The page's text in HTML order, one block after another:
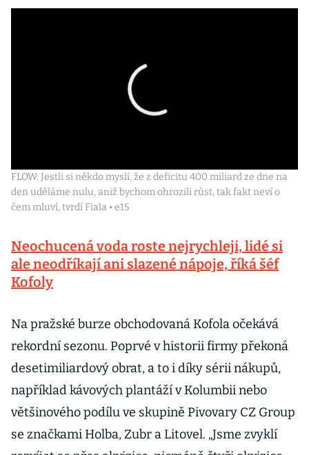
FLOW: Jestli si někdo myslí, že z deficitu 400 miliard ze dne na
den uděláme nulu, aniž bychom ohrozili růst, tak fakt neví o
čem mluví, tvrdí Fiala • e15
Neochucená voda roste nejrychleji, lidé si
ale neodříkají ani slazené nápoje, říká šéf
Kofoly
Na pražské burze obchodovaná Kofola očekává
rekordní sezonu. Poprvé v historii firmy překoná
desetimiliardový obrat, a to i díky sérii nákupů,
například kávových plantáží v Kolumbii nebo
většinového podílu ve skupině Pivovary CZ Group
se značkami Holba, Zubr a Litovel. „Jsme zvyklí